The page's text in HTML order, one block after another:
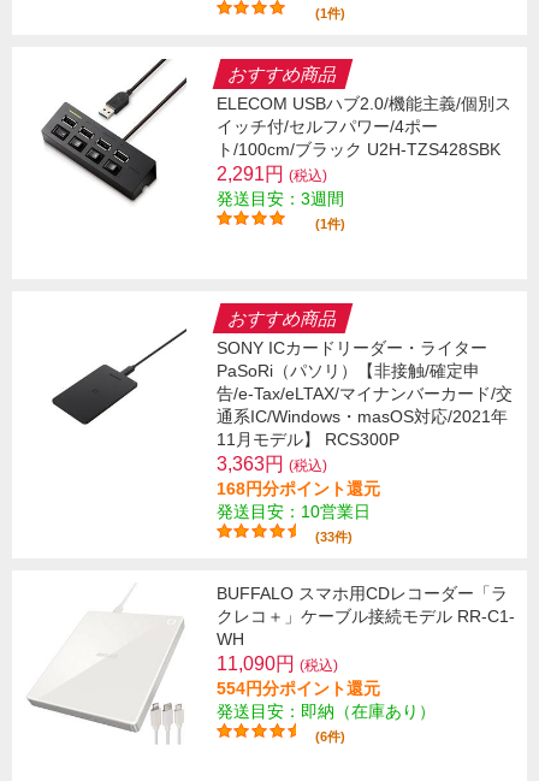
(1件)
おすすめ商品
ELECOM USBハブ2.0/機能主義/個別ス
イッチ付/セルフパワー/4ポー
ト/100cm/ブラック U2H-TZS428SBK
2,291円 (税込)
発送目安：3週間
(1件)
おすすめ商品
SONY ICカードリーダー・ライター
PaSoRi（パソリ）【非接触/確定申
告/e-Tax/eLTAX/マイナンバーカード/交
通系IC/Windows・masOS対応/2021年
11月モデル】 RCS300P
3,363円 (税込)
168円分ポイント還元
発送目安：10営業日
(33件)
BUFFALO スマホ用CDレコーダー「ラ
クレコ＋」ケーブル接続モデル RR-C1-
WH
11,090円 (税込)
554円分ポイント還元
発送目安：即納（在庫あり）
(6件)